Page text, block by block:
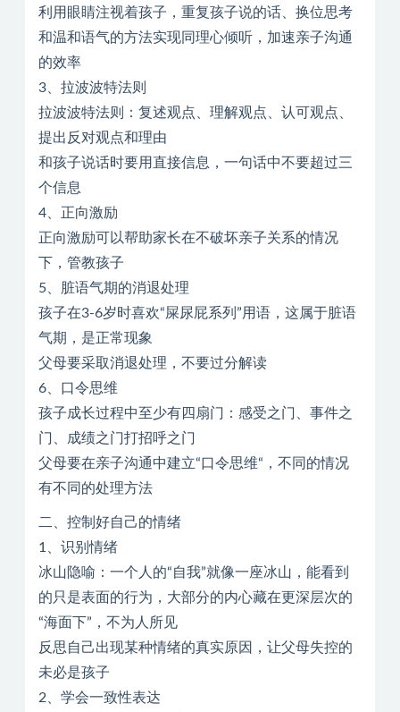
利用眼睛注视着孩子，重复孩子说的话、换位思考
和温和语气的方法实现同理心倾听，加速亲子沟通
的效率
3、拉波波特法则
拉波波特法则：复述观点、理解观点、认可观点、
提出反对观点和理由
和孩子说话时要用直接信息，一句话中不要超过三
个信息
4、正向激励
正向激励可以帮助家长在不破坏亲子关系的情况
下，管教孩子
5、脏语气期的消退处理
孩子在3-6岁时喜欢“屎尿屁系列”用语，这属于脏语
气期，是正常现象
父母要采取消退处理，不要过分解读
6、口令思维
孩子成长过程中至少有四扇门：感受之门、事件之
门、成绩之门打招呼之门
父母要在亲子沟通中建立“口令思维“，不同的情况
有不同的处理方法
二、控制好自己的情绪
1、识别情绪
冰山隐喻：一个人的“自我”就像一座冰山，能看到
的只是表面的行为，大部分的内心藏在更深层次的
“海面下”，不为人所见
反思自己出现某种情绪的真实原因，让父母失控的
未必是孩子
2、学会一致性表达